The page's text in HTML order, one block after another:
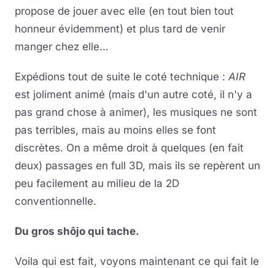
propose de jouer avec elle (en tout bien tout
honneur évidemment) et plus tard de venir
manger chez elle...
Expédions tout de suite le coté technique : AIR
est joliment animé (mais d'un autre coté, il n'y a
pas grand chose à animer), les musiques ne sont
pas terribles, mais au moins elles se font
discrètes. On a même droit à quelques (en fait
deux) passages en full 3D, mais ils se repèrent un
peu facilement au milieu de la 2D
conventionnelle.
Du gros shôjo qui tache.
Voila qui est fait, voyons maintenant ce qui fait le